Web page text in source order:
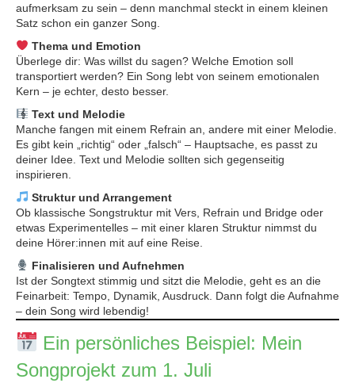
aufmerksam zu sein – denn manchmal steckt in einem kleinen
Satz schon ein ganzer Song.
Thema und Emotion
Überlege dir: Was willst du sagen? Welche Emotion soll
transportiert werden? Ein Song lebt von seinem emotionalen
Kern – je echter, desto besser.
Text und Melodie
Manche fangen mit einem Refrain an, andere mit einer Melodie.
Es gibt kein „richtig“ oder „falsch“ – Hauptsache, es passt zu
deiner Idee. Text und Melodie sollten sich gegenseitig
inspirieren.
Struktur und Arrangement
Ob klassische Songstruktur mit Vers, Refrain und Bridge oder
etwas Experimentelles – mit einer klaren Struktur nimmst du
deine Hörer:innen mit auf eine Reise.
Finalisieren und Aufnehmen
Ist der Songtext stimmig und sitzt die Melodie, geht es an die
Feinarbeit: Tempo, Dynamik, Ausdruck. Dann folgt die Aufnahme
– dein Song wird lebendig!
Ein persönliches Beispiel: Mein
Songprojekt zum 1. Juli